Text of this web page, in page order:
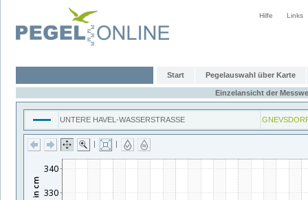
Hilfe Links
Start Pegelauswahl über Karte
Einzelansicht der
UNTERE HAVEL-WASSERSTRASSE
| |